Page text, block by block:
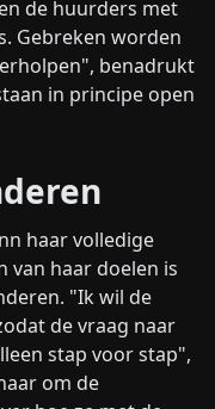
de huurders met
Gebreken worden
benadrukt
in principe open
haar volledige
van haar doelen is
"Ik wil de
de vraag naar
stap voor stap",
om de